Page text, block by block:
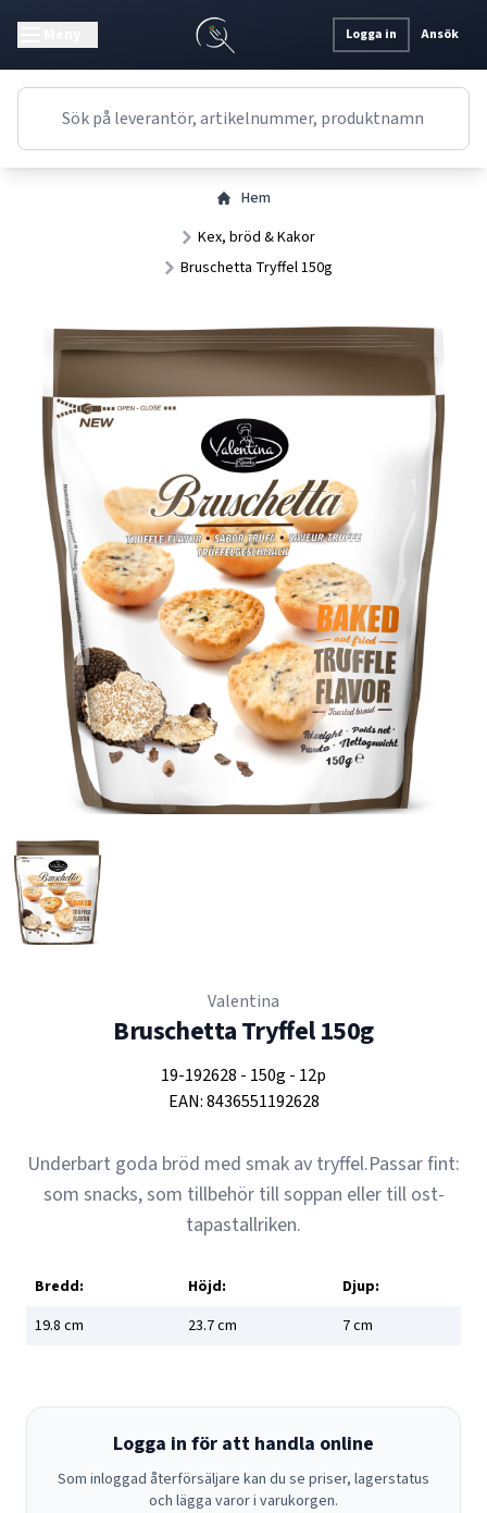
Logga in Ansök
Hem
Kex, bröd & Kakor
Bruschetta Tryffel 150g
Valentina
Bruschetta Tryffel 150g
19-192628 - 150g - 12p
EAN:8436551192628
Underbart goda bröd med smak av tryffel.Passar fint:
som snacks, som tillbehör till soppan eller till ost-
tapastallriken.
Bredd: Höjd:
Djup:
19.8 cm 23.7cm 7cm
Logga in för att handla online
Som inloggad återförsäljare kan du se priser, lagerstatus
och lägga varor i varukorgen.